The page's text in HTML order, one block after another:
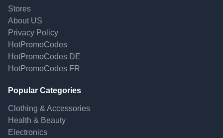
Stores
About US
Privacy Policy
HotPromoCodes
HotPromoCodes DE
HotPromoCodes FR
Popular Categories
Clothing & Accessories
Health & Beauty
Electronics